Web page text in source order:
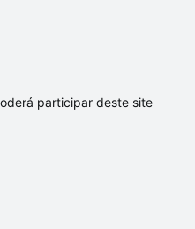
participar deste site